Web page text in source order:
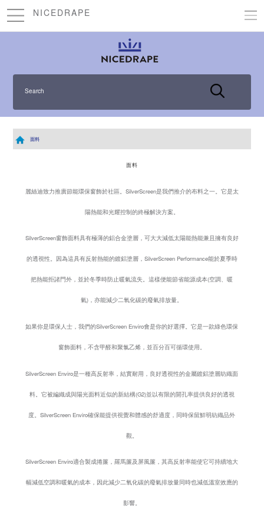
NICEDRAPE
Search
面料
面料
麗絲迪致力推廣節能環保窗飾於社區。SilverScreen是我們推介的布料之一。它是太
陽熱能和光耀控制的終極解決方案。
SilverScreen窗飾面料具有極薄的鋁合金塗層，可大大減低太陽能熱能兼且擁有良好
的透視性。因為這具有反射熱能的鍍鋁塗層，SilverScreen Performance能於夏季時
把熱能拒諸門外，並於冬季時防止暖氣流失。這樣便能節省能源成本(空調、暖
氣)，亦能減少二氧化碳的廢氣排放量。
如果你是環保人士，我們的SilverScreen Enviro會是你的好選擇。它是一款綠色環保
窗飾面料，不含甲醛和聚氯乙烯，並百分百可循環使用。
SilverScreen Enviro是一種高反射率，結實耐用，良好透視性的金屬鍍鋁塗層紡織面
料。它被編織成與陽光面料近似的新結構(G2)並以有限的開孔率提供良好的透視
度。SilverScreen Enviro確保能提供視覺和體感的舒適度，同時保留鮮明紡織品外
觀。
SilverScreen Enviro適合製成捲簾，羅馬簾及屏風簾，其高反射率能使它可持續地大
幅減低空調和暖氣的成本，因此減少二氧化碳的廢氣排放量同時也減低溫室效應的
影響。